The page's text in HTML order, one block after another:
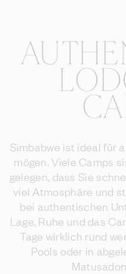
Simbabwe ist ideal für
mögen. Viele Camps
gelegen, dass Sie
viel Atmosphäre und
bei authentischen
Lage, Ruhe und das
Tage wirklich rund
Pools oder in